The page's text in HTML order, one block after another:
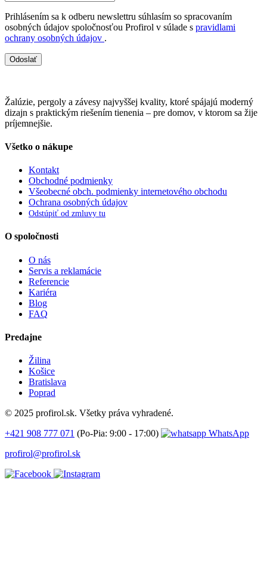
Prihlásením sa k odberu newslettru súhlasím so spracovaním
osobných údajov spoločnosťou Profirol v súlade s pravidlami
ochrany osobných údajov .
Odoslať
Žalúzie, pergoly a závesy najvyššej kvality, ktoré spájajú moderný
dizajn s praktickým riešením tienenia – pre domov, v ktorom sa žije
príjemnejšie.
Všetko o nákupe
Kontakt
Obchodné podmienky
Všeobecné obch. podmienky internetového obchodu
Ochrana osobných údajov
Odstúpiť od zmluvy tu
O spoločnosti
O nás
Servis a reklamácie
Referencie
Kariéra
Blog
FAQ
Predajne
Žilina
Košice
Bratislava
Poprad
© 2025 profirol.sk. Všetky práva vyhradené.
+421 908 777 071 (Po-Pia: 9:00 - 17:00)
WhatsApp
profirol@profirol.sk